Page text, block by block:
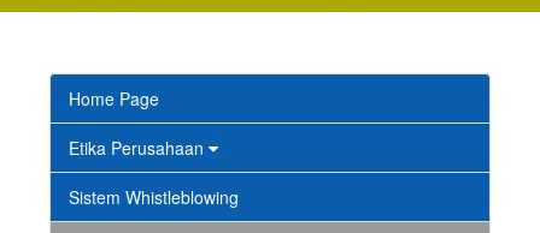
Home Page
Etika Perusahaan
Sistem Whistleblowing